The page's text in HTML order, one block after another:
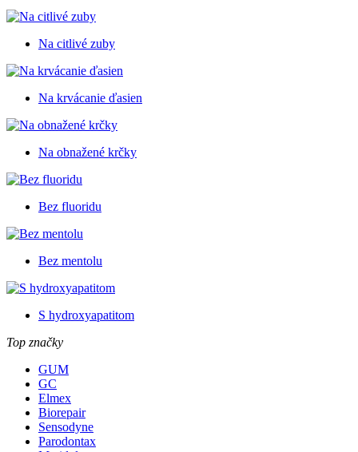
Na citlivé zuby
Na krvácanie ďasien
Na obnažené krčky
Bez fluoridu
Bez mentolu
S hydroxyapatitom
Top značky
GUM
GC
Elmex
Biorepair
Sensodyne
Parodontax